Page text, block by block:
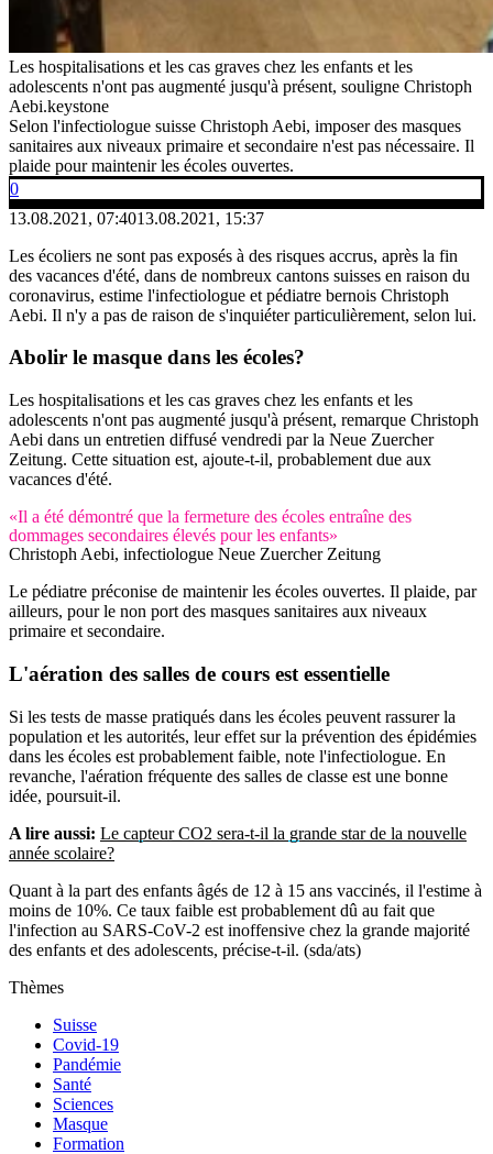
Les hospitalisations et les cas graves chez les enfants et les
adolescents n'ont pas augmenté jusqu'à présent, souligne Christoph
Aebi.keystone
Selon l'infectiologue suisse Christoph Aebi, imposer des masques
sanitaires aux niveaux primaire et secondaire n'est pas nécessaire. Il
plaide pour maintenir les écoles ouvertes.
0
13.08.2021, 07:4013.08.2021, 15:37
Les écoliers ne sont pas exposés à des risques accrus, après la fin
des vacances d'été, dans de nombreux cantons suisses en raison du
coronavirus, estime l'infectiologue et pédiatre bernois Christoph
Aebi. Il n'y a pas de raison de s'inquiéter particulièrement, selon lui.
Abolir le masque dans les écoles?
Les hospitalisations et les cas graves chez les enfants et les
adolescents n'ont pas augmenté jusqu'à présent, remarque Christoph
Aebi dans un entretien diffusé vendredi par la Neue Zuercher
Zeitung. Cette situation est, ajoute-t-il, probablement due aux
vacances d'été.
«Il a été démontré que la fermeture des écoles entraîne des
dommages secondaires élevés pour les enfants»
Christoph Aebi, infectiologue Neue Zuercher Zeitung
Le pédiatre préconise de maintenir les écoles ouvertes. Il plaide, par
ailleurs, pour le non port des masques sanitaires aux niveaux
primaire et secondaire.
L'aération des salles de cours est essentielle
Si les tests de masse pratiqués dans les écoles peuvent rassurer la
population et les autorités, leur effet sur la prévention des épidémies
dans les écoles est probablement faible, note l'infectiologue. En
revanche, l'aération fréquente des salles de classe est une bonne
idée, poursuit-il.
A lire aussi: Le capteur CO2 sera-t-il la grande star de la nouvelle
année scolaire?
Quant à la part des enfants âgés de 12 à 15 ans vaccinés, il l'estime à
moins de 10%. Ce taux faible est probablement dû au fait que
l'infection au SARS-CoV-2 est inoffensive chez la grande majorité
des enfants et des adolescents, précise-t-il. (sda/ats)
Thèmes
Suisse
Covid-19
Pandémie
Santé
Sciences
Masque
Formation